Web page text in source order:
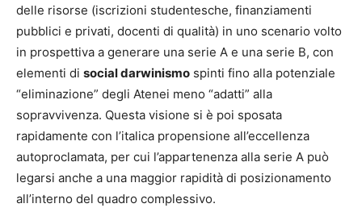
delle risorse (iscrizioni studentesche, finanziamenti
pubblici e privati, docenti di qualità) in uno scenario volto
in prospettiva a generare una serie A e una serie B, con
elementi di social darwinismo spinti fino alla potenziale
“eliminazione” degli Atenei meno “adatti” alla
sopravvivenza. Questa visione si è poi sposata
rapidamente con l’italica propensione all’eccellenza
autoproclamata, per cui l’appartenenza alla serie A può
legarsi anche a una maggior rapidità di posizionamento
all’interno del quadro complessivo.